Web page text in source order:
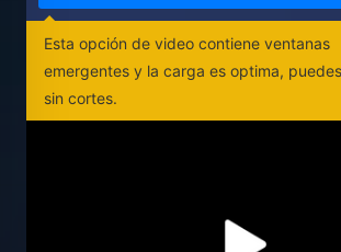
Esta opción de video contiene ventanas
emergentes y la carga es optima,
sin cortes.